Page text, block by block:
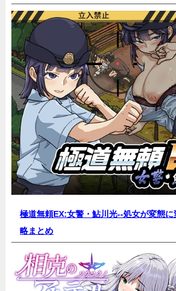
極道無頼EX:女警・鮎川光--処女が変態
略まとめ